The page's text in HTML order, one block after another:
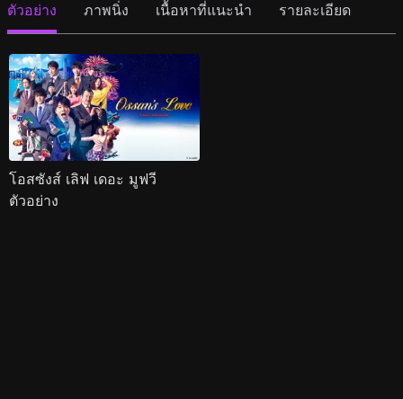
ตัวอย่าง ภาพนิ่ง เนื้อหาที่แนะนำ รายละเอียด
โอสซังส์ เลิฟ เดอะ มูฟวี
ตัวอย่าง